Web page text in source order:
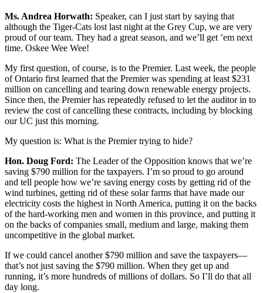
Ms. Andrea Horwath: Speaker, can I just start by saying that
although the Tiger-Cats lost last night at the Grey Cup, we are very
proud of our team. They had a great season, and we’ll get ’em next
time. Oskee Wee Wee!
My first question, of course, is to the Premier. Last week, the people
of Ontario first learned that the Premier was spending at least $231
million on cancelling and tearing down renewable energy projects.
Since then, the Premier has repeatedly refused to let the auditor in to
review the cost of cancelling these contracts, including by blocking
our UC just this morning.
My question is: What is the Premier trying to hide?
Hon. Doug Ford: The Leader of the Opposition knows that we’re
saving $790 million for the taxpayers. I’m so proud to go around
and tell people how we’re saving energy costs by getting rid of the
wind turbines, getting rid of these solar farms that have made our
electricity costs the highest in North America, putting it on the backs
of the hard-working men and women in this province, and putting it
on the backs of companies small, medium and large, making them
uncompetitive in the global market.
If we could cancel another $790 million and save the taxpayers—
that’s not just saving the $790 million. When they get up and
running, it’s more hundreds of millions of dollars. So I’ll do that all
day long.